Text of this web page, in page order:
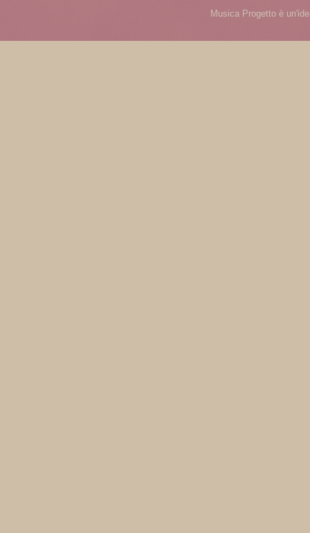
Musica Progetto è